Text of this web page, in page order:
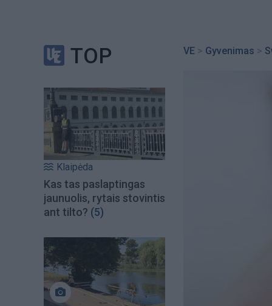
TOP
Klaipėda
Kas tas paslaptingas
jaunuolis, rytais stovintis
ant tilto? (5)
VE > Gyvenimas >